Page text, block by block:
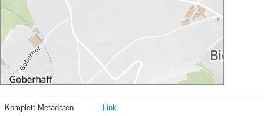
Komplett Metadaten Link